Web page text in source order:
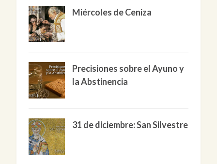
Miércoles de Ceniza
Precisiones sobre el Ayuno y
la Abstinencia
31 de diciembre: San Silvestre